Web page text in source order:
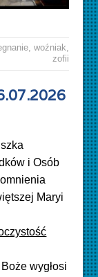
, woźniak,
zofii
i Osób
Maryi
wygłosi